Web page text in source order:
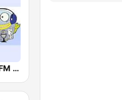
かわさきFM (FM K-City)